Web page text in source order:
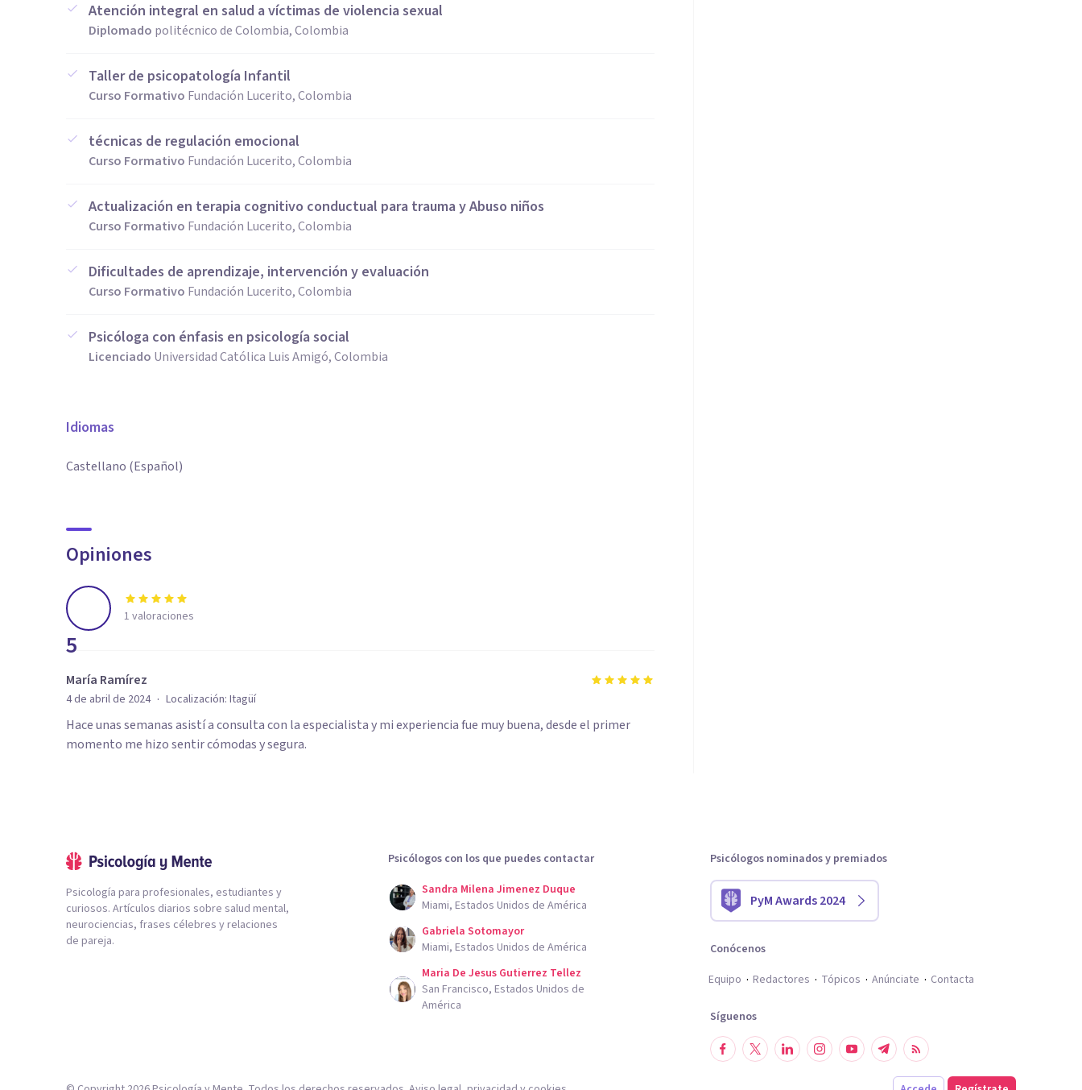
Atención integral en salud a víctimas de violencia sexual
Diplomado politécnico de Colombia, Colombia
Taller de psicopatología Infantil
Curso Formativo Fundación Lucerito, Colombia
técnicas de regulación emocional
Curso Formativo Fundación Lucerito, Colombia
Actualización en terapia cognitivo conductual para trauma y Abuso niños
Curso Formativo Fundación Lucerito, Colombia
Dificultades de aprendizaje, intervención y evaluación
Curso Formativo Fundación Lucerito, Colombia
Psicóloga con énfasis en psicología social
Licenciado Universidad Católica Luis Amigó, Colombia
Idiomas
Castellano (Español)
Opiniones
5
1 valoraciones
María Ramírez
4 de abril de 2024 · Localización: Itagüí
Hace unas semanas asistí a consulta con la especialista y mi experiencia fue muy buena, desde el primer
momento me hizo sentir cómodas y segura.
Psicología para profesionales, estudiantes y
curiosos. Artículos diarios sobre salud mental,
neurociencias, frases célebres y relaciones
de pareja.
Psicólogos con los que puedes contactar
Sandra Milena Jimenez Duque
Miami, Estados Unidos de América
Gabriela Sotomayor
Miami, Estados Unidos de América
Maria De Jesus Gutierrez Tellez
San Francisco, Estados Unidos de
América
Psicólogos nominados y premiados
PyM Awards 2024
Conócenos
Equipo
Redactores Tópicos Anúnciate Contacta
Síguenos